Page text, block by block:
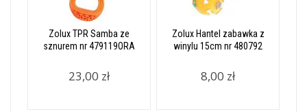
Zolux TPR Samba ze
sznurem nr 479119ORA
23,00 zł
Zolux Hantel zabawka z
winylu 15cm nr 480792
8,00 zł